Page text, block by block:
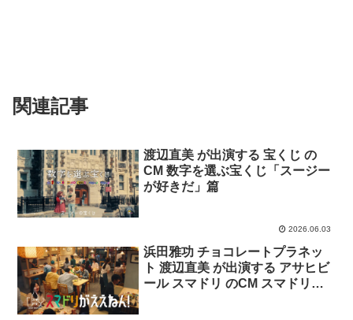
関連記事
渡辺直美 が出演する 宝くじ の
CM 数字を選ぶ宝くじ「スージー
が好きだ」篇
2026.06.03
浜田雅功 チョコレートプラネッ
ト 渡辺直美 が出演する アサヒビ
ール スマドリ のCM スマドリが